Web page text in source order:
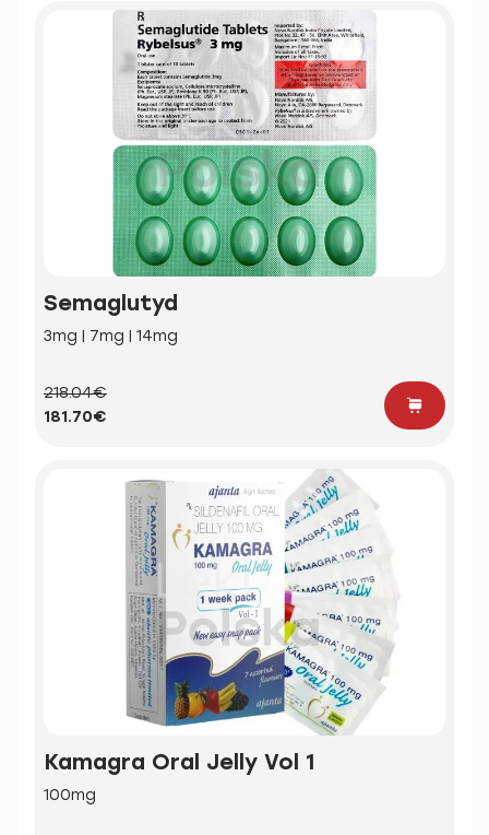
Semaglutyd
3mg | 7mg | 14mg
218.04€
181.70€
Kamagra Oral Jelly Vol 1
100mg